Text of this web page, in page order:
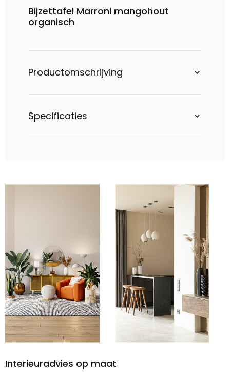
Bijzettafel Marroni mangohout
organisch
Productomschrijving
Specificaties
Interieuradvies op maat